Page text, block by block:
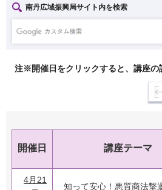
南丹広域振興局サイト内を検索
注※開催日をクリックすると、講座の
開催日 講座テーマ
4月21
知って安心！悪質商法撃